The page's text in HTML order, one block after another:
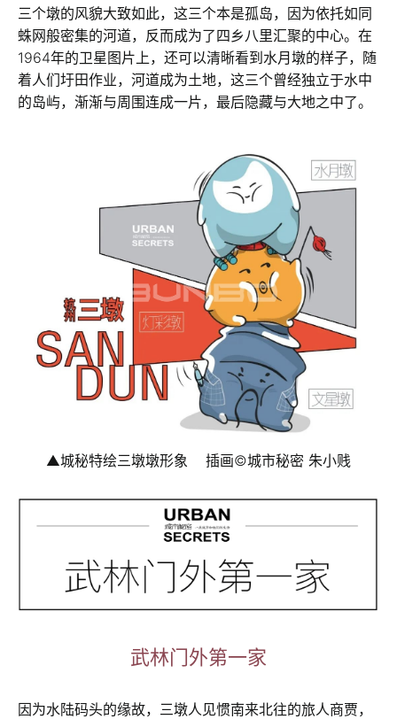
三个墩的风貌大致如此，这三个本是孤岛，因为依托如同
蛛网般密集的河道，反而成为了四乡八里汇聚的中心。在
1964年的卫星图片上，还可以清晰看到水月墩的样子，随
着人们圩田作业，河道成为土地，这三个曾经独立于水中
的岛屿，渐渐与周围连成一片，最后隐藏与大地之中了。
▲城秘特绘三墩墩形象 插画©️城市秘密 朱小贱
武林门外第一家
因为水陆码头的缘故，三墩人见惯南来北往的旅人商贾，